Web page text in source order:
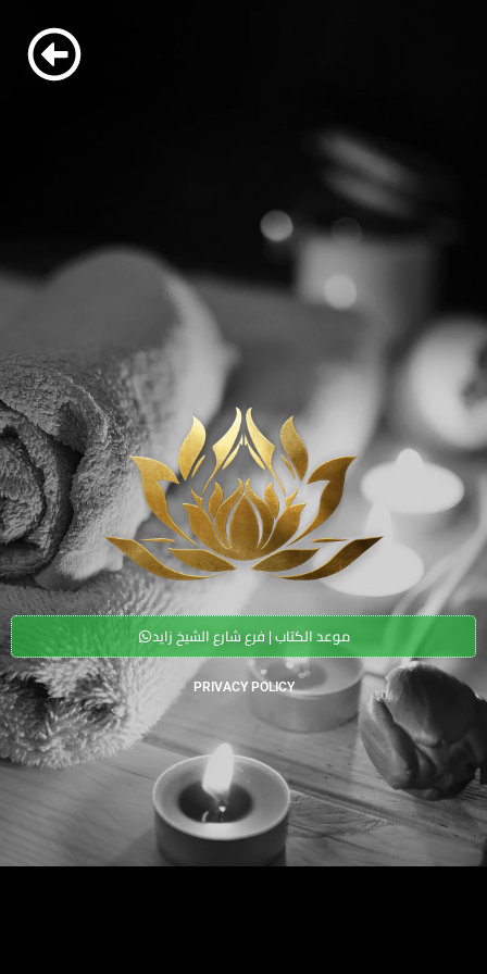
موعد الكتاب | فرع شارع الشيخ زايد
PRIVACY POLICY